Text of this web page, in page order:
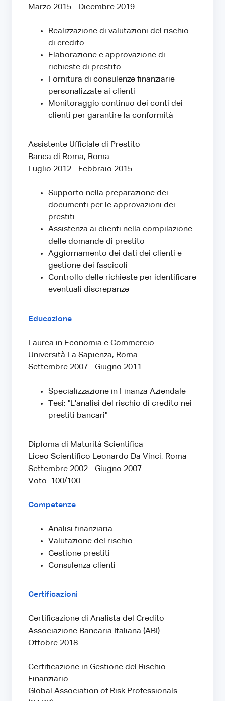
Marzo 2015 - Dicembre 2019
Realizzazione di valutazioni del rischio
di credito
Elaborazione e approvazione di
richieste di prestito
Fornitura di consulenze finanziarie
personalizzate ai clienti
Monitoraggio continuo dei conti dei
clienti per garantire la conformità
Assistente Ufficiale di Prestito
Banca di Roma, Roma
Luglio 2012 - Febbraio 2015
Supporto nella preparazione dei
documenti per le approvazioni dei
prestiti
Assistenza ai clienti nella compilazione
delle domande di prestito
Aggiornamento dei dati dei clienti e
gestione dei fascicoli
Controllo delle richieste per identificare
eventuali discrepanze
Educazione
Laurea in Economia e Commercio
Università La Sapienza, Roma
Settembre 2007 - Giugno 2011
Specializzazione in Finanza Aziendale
Tesi: "L'analisi del rischio di credito nei
prestiti bancari"
Diploma di Maturità Scientifica
Liceo Scientifico Leonardo Da Vinci, Roma
Settembre 2002 - Giugno 2007
Voto: 100/100
Competenze
Analisi finanziaria
Valutazione del rischio
Gestione prestiti
Consulenza clienti
Certificazioni
Certificazione di Analista del Credito
Associazione Bancaria Italiana (ABI)
Ottobre 2018
Certificazione in Gestione del Rischio
Finanziario
Global Association of Risk Professionals